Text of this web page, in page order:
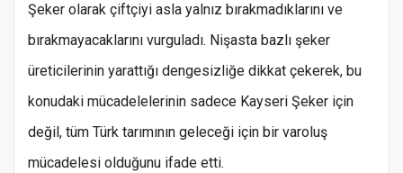
Şeker olarak çiftçiyi asla yalnız bırakmadıklarını ve
bırakmayacaklarını vurguladı. Nişasta bazlı şeker
üreticilerinin yarattığı dengesizliğe dikkat çekerek, bu
konudaki mücadelelerinin sadece Kayseri Şeker için
değil, tüm Türk tarımının geleceği için bir varoluş
mücadelesi olduğunu ifade etti.